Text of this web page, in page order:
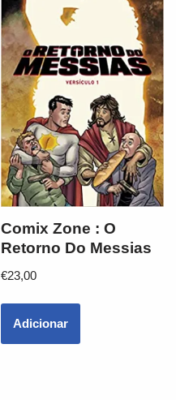
Comix Zone : O
Retorno Do Messias
€23,00
Adicionar